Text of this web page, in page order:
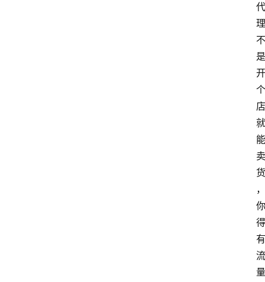
代
理
不
是
开
个
店
就
能
卖
货
，
你
得
有
流
量